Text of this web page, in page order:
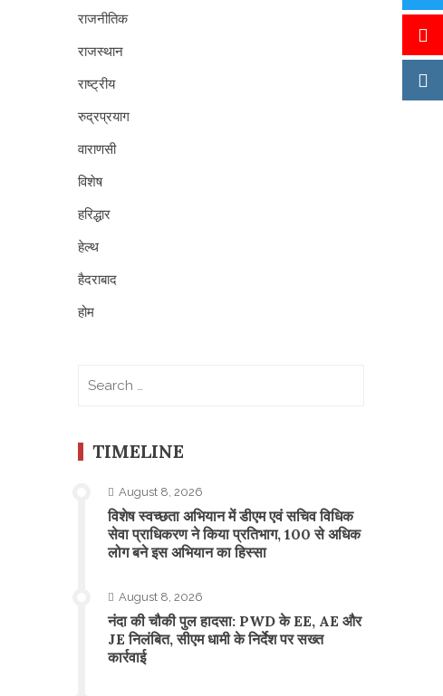
राजनीतिक
राजस्थान
राष्ट्रीय
रुद्रप्रयाग
वाराणसी
विशेष
हरिद्धार
हेल्थ
हैदराबाद
होम
TIMELINE
August 8, 2026
विशेष स्वच्छता अभियान में डीएम एवं सचिव विधिक
सेवा प्राधिकरण ने किया प्रतिभाग, 100 से अधिक
लोग बने इस अभियान का हिस्सा
August 8, 2026
नंदा की चौकी पुल हादसा: PWD के EE, AE और
JE निलंबित, सीएम धामी के निर्देश पर सख्त
कार्रवाई